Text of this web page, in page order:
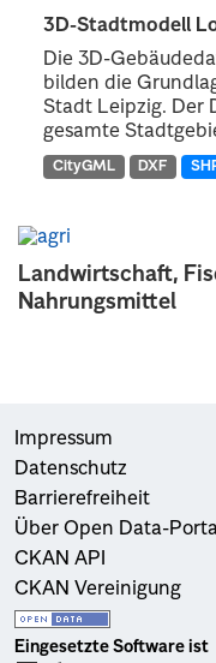
Landwirtschaft,
Nahrungsmittel
3D-Stadtmodell
Die 3D-
bilden die
Stadt Leipzig. Der
gesamte
CityGML DXF
Impressum
Datenschutz
Barrierefreiheit
Über Open Data-
CKAN API
CKAN Vereinigung
Eingesetzte Software ist